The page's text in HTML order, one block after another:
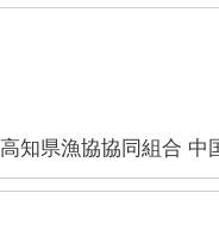
知県漁協協同組合 中